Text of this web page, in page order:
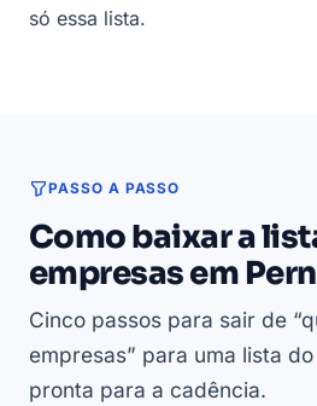
só essa lista.
PASSO A PASSO
Como baixar a
empresas em
Cinco passos para sair de
empresas” para uma lista
pronta para a cadência.